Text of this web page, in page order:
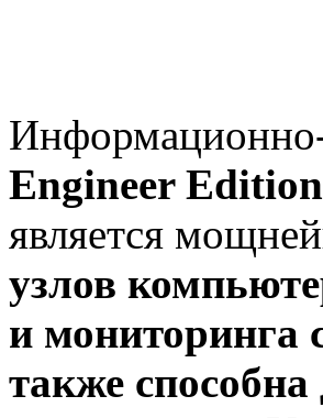
Engineer Edition
является
узлов
и мониторинга
также